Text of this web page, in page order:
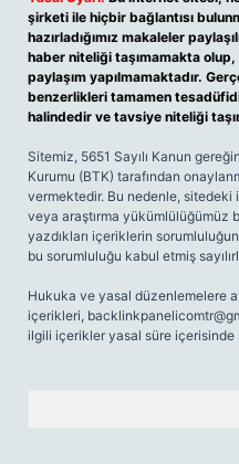
şirketi ile hiçbir bağlantısı
hazırladığımız makaleler
haber niteliği taşımamakta
paylaşım yapılmamaktadır.
benzerlikleri tamamen
halindedir ve tavsiye niteliği
Sitemiz, 5651 Sayılı Kanun
Kurumu (BTK) tarafından
vermektedir. Bu nedenle,
veya araştırma yükümlülüğümüz
yazdıkları içeriklerin
bu sorumluluğu kabul etmiş
Hukuka ve yasal düzenlemelere
içerikleri,
ilgili içerikler yasal süre içerisinde